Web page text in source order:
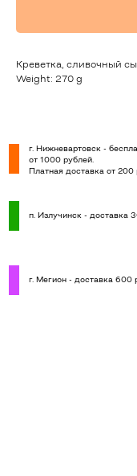
Креветка, сливочный
Weight: 270 g
г. Мегион - доставка 600
п. Излучинск - доставка
г. Нижневартовск -
от 1000 рублей.
Платная доставка от 200